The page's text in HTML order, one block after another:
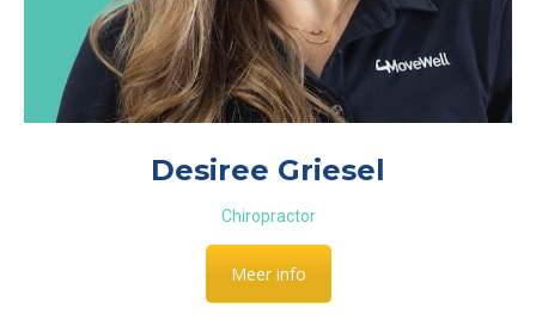
Desiree Griesel
Chiropractor
Meer info